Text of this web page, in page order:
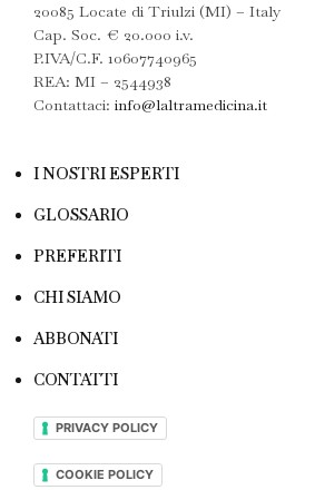
20085 Locate di Triulzi (MI) – Italy
Cap. Soc. € 20.000 i.v.
P.IVA/C.F. 10607740965
REA: MI – 2544938
Contattaci: info@laltramedicina.it
I NOSTRI ESPERTI
GLOSSARIO
PREFERITI
CHI SIAMO
ABBONATI
CONTATTI
PRIVACY POLICY
COOKIE POLICY